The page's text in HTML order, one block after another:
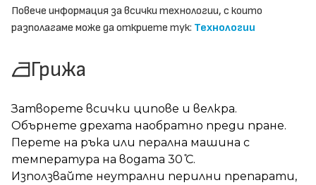
Повече информация за всички технологии, с които
разполагаме може да откриете тук: Технологии
Грижа
Затворете всички ципове и велкра.
Обърнете дрехата наобратно преди пране.
Перете на ръка или перална машина с
температура на водата 30 ̊С.
Използвайте неутрални перилни препарати,